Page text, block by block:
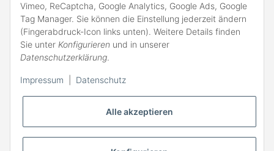
Alle akzeptieren
Vimeo, ReCaptcha, Google Analytics, Google Ads, Google
Tag Manager. Sie können die Einstellung jederzeit ändern
(Fingerabdruck-Icon links unten). Weitere Details finden
Sie unter Konfigurieren und in unserer
Datenschutzerklärung.
Impressum Datenschutz
ZAHLARTEN